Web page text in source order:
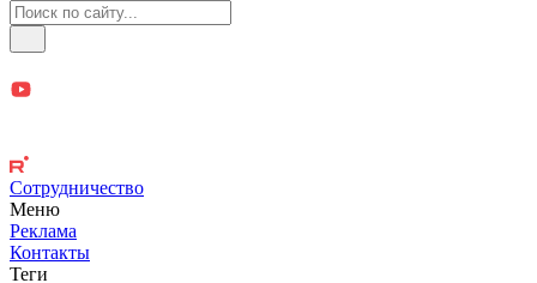
Сотрудничество
Меню
Реклама
Контакты
Теги